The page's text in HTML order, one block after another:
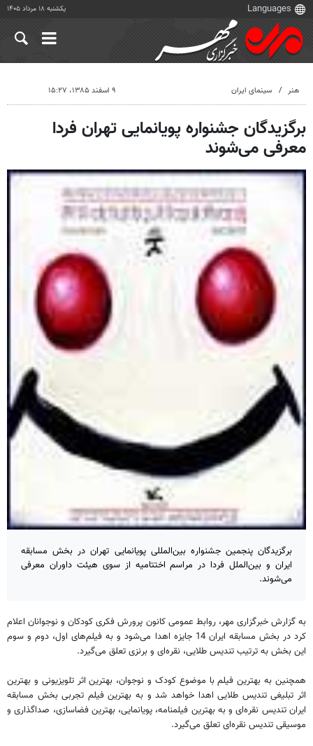
یکشنبه ۱۸ مرداد ۱۴۰۵
هنر سینمای ایران ۹ اسفند ۱۳۸۵، ۱۵:۲۷
برگزیدگان جشنواره پویانمایی تهران فردا
معرفی می‌شوند
برگزیدگان پنجمین جشنواره بین‌المللی پویانمایی تهران در بخش مسابقه
ایران و بین‌الملل فردا در مراسم اختتامیه از سوی هیئت داوران معرفی
می‌شوند.
به گزارش خبرگزاری مهر، روابط عمومی کانون پرورش فکری کودکان و نوجوانان اعلام
کرد در بخش مسابقه ایران 14 جایزه اهدا می‌شود و به فیلم‌های اول، دوم و سوم
این بخش به ترتیب تندیس طلایی، نقره‌ای و برنزی تعلق می‌گیرد.
همچنین به بهترین فیلم با موضوع کودک و نوجوان، بهترین اثر تلویزیونی و بهترین
اثر تبلیغی تندیس طلایی اهدا خواهد شد و به بهترین فیلم تجربی بخش مسابقه
ایران تندیس نقره‌ای و به بهترین فیلمنامه، پویانمایی، بهترین فضاسازی، صداگذاری و
موسیقی تندیس نقره‌ای تعلق می‌گیرد.